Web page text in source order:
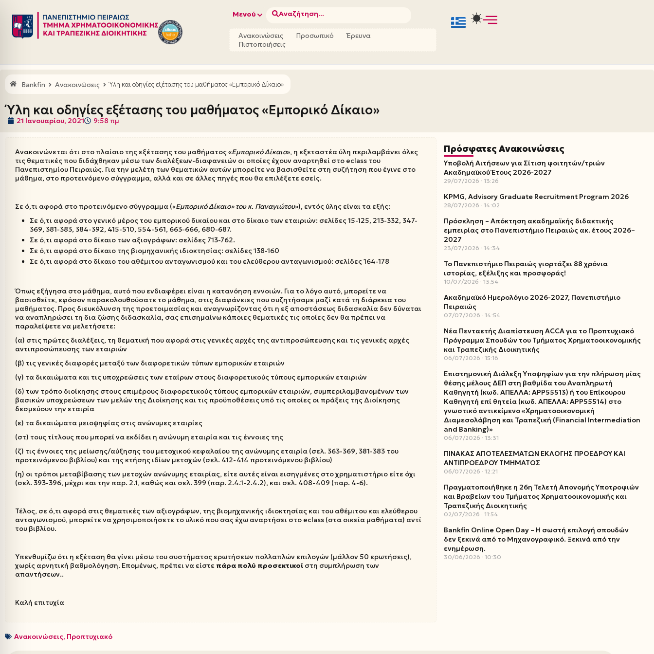
Μεταπηδήστε
στο
Μενού Αναζήτηση...
Ανακοινώσεις Προσωπικό
Έρευνα
Πιστοποιήσεις
Bankfin Ανακοινώσεις Ύλη και οδηγίες εξέτασης του μαθήματος «Εμπορικό Δίκαιο»
Ύλη και οδηγίες εξέτασης του μαθήματος «Εμπορικό Δίκαιο»
21 Ιανουαρίου, 2021 9:58 πμ
Ανακοινώνεται ότι στο πλαίσιο της εξέτασης του μαθήματος «Εμπορικό Δίκαιο», η εξεταστέα ύλη περιλαμβάνει όλες
τις θεματικές που διδάχθηκαν μέσω των διαλέξεων-διαφανειών οι οποίες έχουν αναρτηθεί στο eclass του
Πανεπιστημίου Πειραιώς. Για την μελέτη των θεματικών αυτών μπορείτε να βασισθείτε στη συζήτηση που έγινε στο
μάθημα, στο προτεινόμενο σύγγραμμα, αλλά και σε άλλες πηγές που θα επιλέξετε εσείς.
Σε ό,τι αφορά στο προτεινόμενο σύγγραμμα («Εμπορικό Δίκαιο» του κ. Παναγιώτου»), εντός ύλης είναι τα εξής:
Σε ό,τι αφορά στο γενικό μέρος του εμπορικού δικαίου και στο δίκαιο των εταιριών: σελίδες 15-125, 213-332, 347-
369, 381-383, 384-392, 415-510, 554-561, 663-666, 680-687.
Σε ό,τι αφορά στο δίκαιο των αξιογράφων: σελίδες 713-762.
Σε ό,τι αφορά στο δίκαιο της βιομηχανικής ιδιοκτησίας: σελίδες 138-160
Σε ό,τι αφορά στο δίκαιο του αθέμιτου ανταγωνισμού και του ελεύθερου ανταγωνισμού: σελίδες 164-178
Όπως εξήγησα στο μάθημα, αυτό που ενδιαφέρει είναι η κατανόηση εννοιών. Για το λόγο αυτό, μπορείτε να
βασισθείτε, εφόσον παρακολουθούσατε το μάθημα, στις διαφάνειες που συζητήσαμε μαζί κατά τη διάρκεια του
μαθήματος. Προς διευκόλυνση της προετοιμασίας και αναγνωρίζοντας ότι η εξ αποστάσεως διδασκαλία δεν δύναται
να αναπληρώσει τη δια ζώσης διδασκαλία, σας επισημαίνω κάποιες θεματικές τις οποίες δεν θα πρέπει να
παραλείψετε να μελετήσετε:
(α) στις πρώτες διαλέξεις, τη θεματική που αφορά στις γενικές αρχές της αντιπροσώπευσης και τις γενικές αρχές
αντιπροσώπευσης των εταιριών
(β) τις γενικές διαφορές μεταξύ των διαφορετικών τύπων εμπορικών εταιριών
(γ) τα δικαιώματα και τις υποχρεώσεις των εταίρων στους διαφορετικούς τύπους εμπορικών εταιριών
(δ) των τρόπο διοίκησης στους επιμέρους διαφορετικούς τύπους εμπορικών εταιριών, συμπεριλαμβανομένων των
βασικών υποχρεώσεων των μελών της Διοίκησης και τις προϋποθέσεις υπό τις οποίες οι πράξεις της Διοίκησης
δεσμεύουν την εταιρία
(ε) τα δικαιώματα μειοψηφίας στις ανώνυμες εταιρίες
(στ) τους τίτλους που μπορεί να εκδίδει η ανώνυμη εταιρία και τις έννοιες της
(ζ) τις έννοιες της μείωσης/αύξησης του μετοχικού κεφαλαίου της ανώνυμης εταιρία (σελ. 363-369, 381-383 του
προτεινόμενου βιβλίου) και της κτήσης ιδίων μετοχών (σελ. 412-414 προτεινόμενου βιβλίου)
(η) οι τρόποι μεταβίβασης των μετοχών ανώνυμης εταιρίας, είτε αυτές είναι εισηγμένες στο χρηματιστήριο είτε όχι
(σελ. 393-396, μέχρι και την παρ. 2.1, καθώς και σελ. 399 (παρ. 2.4.1-2.4.2), και σελ. 408-409 (παρ. 4-6).
Τέλος, σε ό,τι αφορά στις θεματικές των αξιογράφων, της βιομηχανικής ιδιοκτησίας και του αθέμιτου και ελεύθερου
ανταγωνισμού, μπορείτε να χρησιμοποιήσετε το υλικό που σας έχω αναρτήσει στο eclass (στα οικεία μαθήματα) αντί
του βιβλίου.
Υπενθυμίζω ότι η εξέταση θα γίνει μέσω του συστήματος ερωτήσεων πολλαπλών επιλογών (μάλλον 50 ερωτήσεις),
χωρίς αρνητική βαθμολόγηση. Επομένως, πρέπει να είστε πάρα πολύ προσεκτικοί στη συμπλήρωση των
απαντήσεων..
Καλή επιτυχία
Πρόσφατες Ανακοινώσεις
Υποβολή Αιτήσεων για Σίτιση φοιτητών/τριών
Ακαδημαϊκού Έτους 2026-2027
29/07/2026 13:26
KPMG, Advisory Graduate Recruitment Program 2026
28/07/2026 14:02
Πρόσκληση – Απόκτηση ακαδημαϊκής διδακτικής
εμπειρίας στο Πανεπιστήμιο Πειραιώς ακ. έτους 2026–
2027
23/07/2026 14:34
Το Πανεπιστήμιο Πειραιώς γιορτάζει 88 χρόνια
ιστορίας, εξέλιξης και προσφοράς!
10/07/2026 13:54
Ακαδημαϊκό Ημερολόγιο 2026-2027, Πανεπιστήμιο
Πειραιώς
07/07/2026 14:54
Νέα Πενταετής Διαπίστευση ACCA για το Προπτυχιακό
Πρόγραμμα Σπουδών του Τμήματος Χρηματοοικονομικής
και Τραπεζικής Διοικητικής
06/07/2026 15:16
Επιστημονική Διάλεξη Υποψηφίων για την πλήρωση μίας
θέσης μέλους ΔΕΠ στη βαθμίδα του Αναπληρωτή
Καθηγητή (κωδ. ΑΠΕΛΛΑ: ΑΡΡ55513) ή του Επίκουρου
Καθηγητή επί θητεία (κωδ. ΑΠΕΛΛΑ: ΑΡΡ55514) στο
γνωστικό αντικείμενο «Χρηματοοικονομική
Διαμεσολάβηση και Τραπεζική (Financial Intermediation
and Banking)»
06/07/2026 13:31
ΠΙΝΑΚΑΣ ΑΠΟΤΕΛΕΣΜΑΤΩΝ ΕΚΛΟΓΗΣ ΠΡΟΕΔΡΟΥ ΚΑΙ
ΑΝΤΙΠΡΟΕΔΡΟΥ ΤΜΗΜΑΤΟΣ
06/07/2026 12:21
Πραγματοποιήθηκε η 26η Τελετή Απονομής Υποτροφιών
και Βραβείων του Τμήματος Χρηματοοικονομικής και
Τραπεζικής Διοικητικής
02/07/2026 11:54
Bankfin Online Open Day – Η σωστή επιλογή σπουδών
δεν ξεκινά από το Μηχανογραφικό. Ξεκινά από την
ενημέρωση.
30/06/2026 10:30
Ανακοινώσεις, Προπτυχιακό